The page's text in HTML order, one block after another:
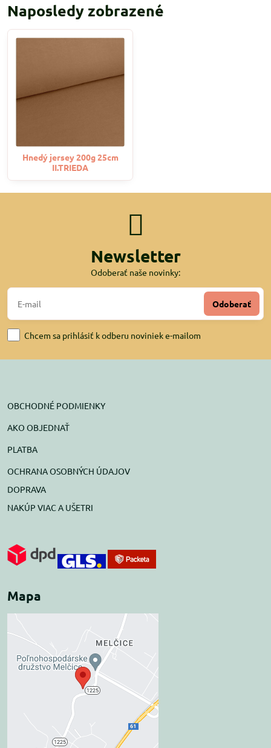
Naposledy zobrazené
Hnedý jersey 200g 25cm
II.TRIEDA
Newsletter
Odoberať naše novinky:
Odoberať
Chcem sa prihlásiť k odberu noviniek e-mailom
OBCHODNÉ PODMIENKY
AKO OBJEDNAŤ
PLATBA
OCHRANA OSOBNÝCH ÚDAJOV
DOPRAVA
NAKÚP VIAC A UŠETRI
Mapa
Externý obsah je
blokovaný Voľbami
súkromia
Prajete si načítať externý obsah?
Povoliť tentokrát